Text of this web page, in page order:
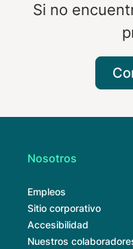
Si no
Nosotros
Empleos
Sitio corporativo
Accesibilidad
Nuestros